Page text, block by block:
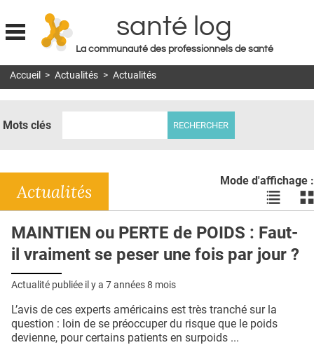
Jump to navigation
santé log
La communauté des professionnels de santé
MON COMPTE
DOSSIERS
RÉSEAUX
E-REVUE SAD
QUI SOMMES-NOUS ?
Accueil > Actualités > Actualités
Mots clés
Mode d'affichage :
Voir
les
en
liste
les
Actualités
MAINTIEN ou PERTE de POIDS : Faut-
il vraiment se peser une fois par jour ?
Actualité publiée il y a 7 années 8 mois
L’avis de ces experts américains est très tranché sur la
question : loin de se préoccuper du risque que le poids
devienne, pour certains patients en surpoids ...